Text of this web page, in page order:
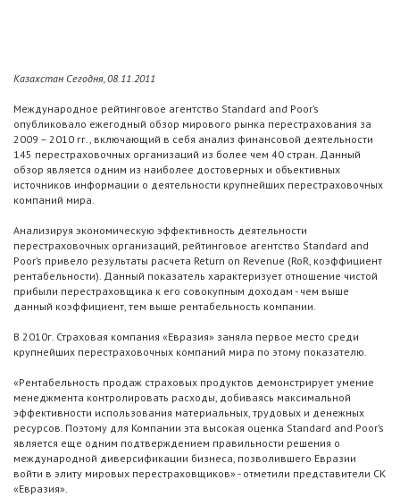
Казахстан Сегодня, 08.11.2011
Международное рейтинговое агентство Standard and Poor’s
опубликовало ежегодный обзор мирового рынка перестрахования за
2009 – 2010 гг., включающий в себя анализ финансовой деятельности
145 перестраховочных организаций из более чем 40 стран. Данный
обзор является одним из наиболее достоверных и объективных
источников информации о деятельности крупнейших перестраховочных
компаний мира.
Анализируя экономическую эффективность деятельности
перестраховочных организаций, рейтинговое агентство Standard and
Poor’s привело результаты расчета Return on Revenue (RoR, коэффициент
рентабельности). Данный показатель характеризует отношение чистой
прибыли перестраховщика к его совокупным доходам - чем выше
данный коэффициент, тем выше рентабельность компании.
В 2010г. Страховая компания «Евразия» заняла первое место среди
крупнейших перестраховочных компаний мира по этому показателю.
«Рентабельность продаж страховых продуктов демонстрирует умение
менеджмента контролировать расходы, добиваясь максимальной
эффективности использования материальных, трудовых и денежных
ресурсов. Поэтому для Компании эта высокая оценка Standard and Poor’s
является еще одним подтверждением правильности решения о
международной диверсификации бизнеса, позволившего Евразии
войти в элиту мировых перестраховщиков» - отметили представители СК
«Евразия».